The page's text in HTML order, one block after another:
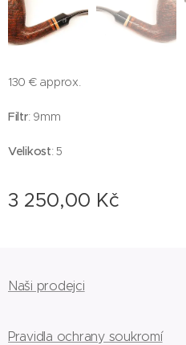
130 € approx.
Filtr: 9mm
Velikost: 5
3 250,00 Kč
Naši prodejci
Pravidla ochrany soukromí